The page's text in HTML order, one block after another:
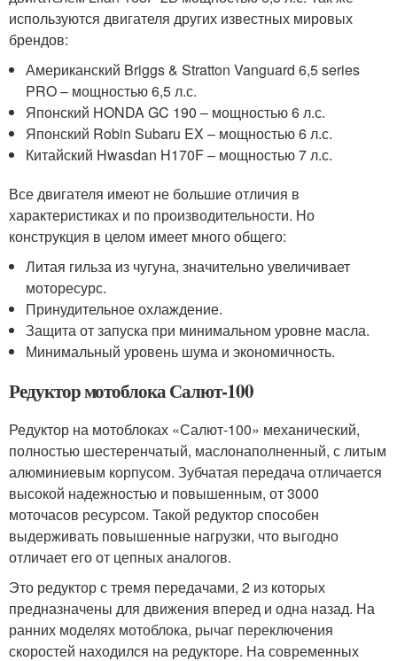
используются двигателя других известных мировых
брендов:
Американский Briggs & Stratton Vanguard 6,5 series
PRO – мощностью 6,5 л.с.
Японский HONDA GC 190 – мощностью 6 л.с.
Японский Robin Subaru EX – мощностью 6 л.с.
Китайский Hwasdan H170F – мощностью 7 л.с.
Все двигателя имеют не большие отличия в
характеристиках и по производительности. Но
конструкция в целом имеет много общего:
Литая гильза из чугуна, значительно увеличивает
моторесурс.
Принудительное охлаждение.
Защита от запуска при минимальном уровне масла.
Минимальный уровень шума и экономичность.
Редуктор мотоблока Салют-100
Редуктор на мотоблоках «Салют-100» механический,
полностью шестеренчатый, маслонаполненный, с литым
алюминиевым корпусом. Зубчатая передача отличается
высокой надежностью и повышенным, от 3000
моточасов ресурсом. Такой редуктор способен
выдерживать повышенные нагрузки, что выгодно
отличает его от цепных аналогов.
Это редуктор с тремя передачами, 2 из которых
предназначены для движения вперед и одна назад. На
ранних моделях мотоблока, рычаг переключения
скоростей находился на редукторе. На современных